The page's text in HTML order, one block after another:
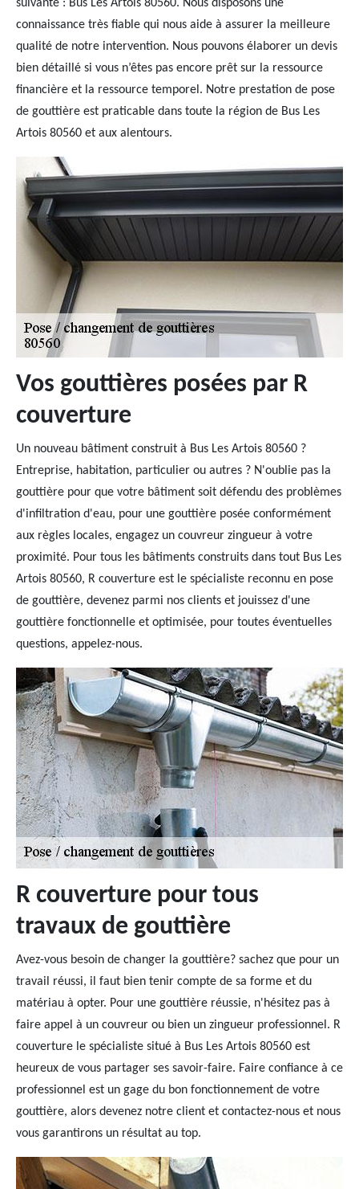
suivante : Bus Les Artois 80560. Nous disposons une
connaissance très fiable qui nous aide à assurer la meilleure
qualité de notre intervention. Nous pouvons élaborer un devis
bien détaillé si vous n’êtes pas encore prêt sur la ressource
financière et la ressource temporel. Notre prestation de pose
de gouttière est praticable dans toute la région de Bus Les
Artois 80560 et aux alentours.
Vos gouttières posées par R
couverture
Un nouveau bâtiment construit à Bus Les Artois 80560 ?
Entreprise, habitation, particulier ou autres ? N'oublie pas la
gouttière pour que votre bâtiment soit défendu des problèmes
d'infiltration d'eau, pour une gouttière posée conformément
aux règles locales, engagez un couvreur zingueur à votre
proximité. Pour tous les bâtiments construits dans tout Bus Les
Artois 80560, R couverture est le spécialiste reconnu en pose
de gouttière, devenez parmi nos clients et jouissez d'une
gouttière fonctionnelle et optimisée, pour toutes éventuelles
questions, appelez-nous.
R couverture pour tous
travaux de gouttière
Avez-vous besoin de changer la gouttière? sachez que pour un
travail réussi, il faut bien tenir compte de sa forme et du
matériau à opter. Pour une gouttière réussie, n'hésitez pas à
faire appel à un couvreur ou bien un zingueur professionnel. R
couverture le spécialiste situé à Bus Les Artois 80560 est
heureux de vous partager ses savoir-faire. Faire confiance à ce
professionnel est un gage du bon fonctionnement de votre
gouttière, alors devenez notre client et contactez-nous et nous
vous garantirons un résultat au top.